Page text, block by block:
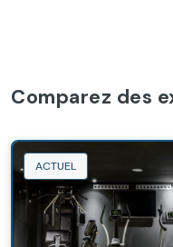
Comparez des
ACTUEL